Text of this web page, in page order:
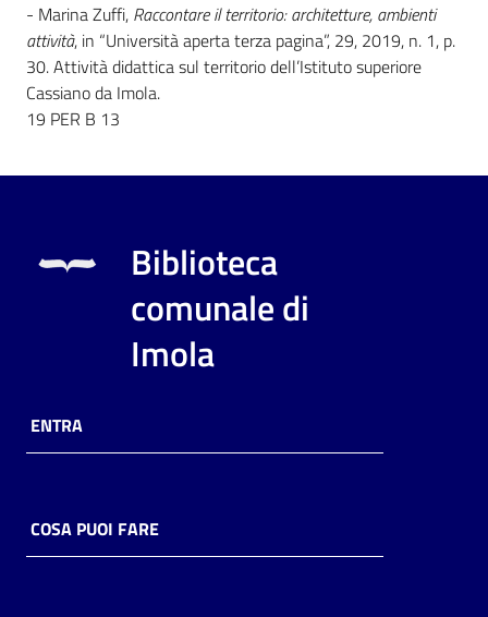
- Marina Zuffi, Raccontare il territorio: architetture, ambienti
attività, in “Università aperta terza pagina”, 29, 2019, n. 1, p.
30. Attività didattica sul territorio dell’Istituto superiore
Cassiano da Imola.
19 PER B 13
Biblioteca
comunale di
Imola
ENTRA
COSA PUOI FARE